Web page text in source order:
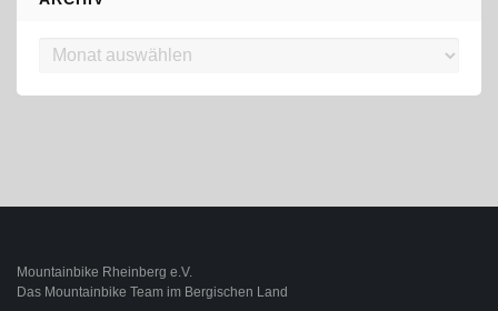
Archiv
Mountainbike Rheinberg e.V.
Das Mountainbike Team im Bergischen Land